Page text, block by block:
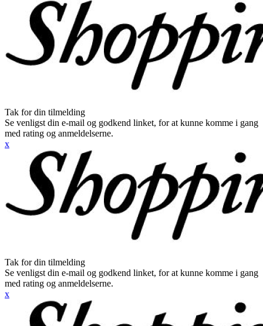
Tak for din tilmelding
Se venligst din e-mail og godkend linket, for at kunne komme i gang
med rating og anmeldelserne.
x
Tak for din tilmelding
Se venligst din e-mail og godkend linket, for at kunne komme i gang
med rating og anmeldelserne.
x